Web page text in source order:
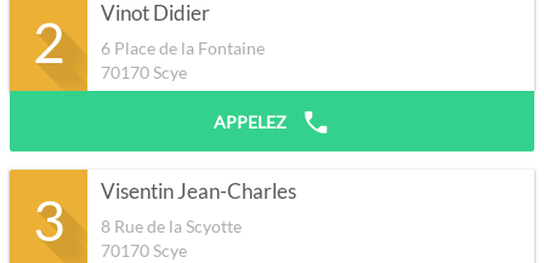
2 Vinot Didier
6 Place de la Fontaine
70170Scye
APPELEZ
3 Visentin Jean-Charles
8 Rue de la Scyotte
70170Scye